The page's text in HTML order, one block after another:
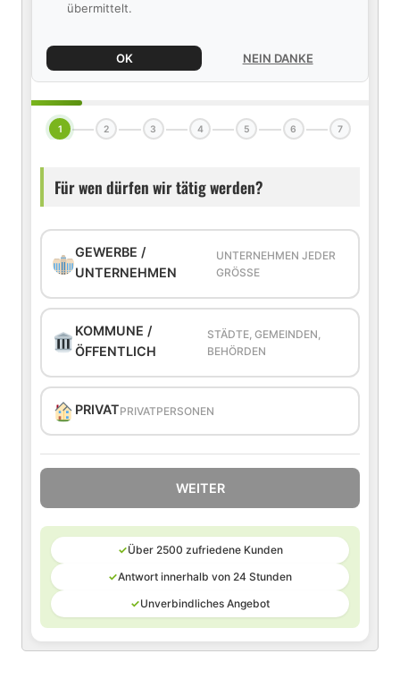
übermittelt.
OK NEIN DANKE
1 2 3 4 5 6 7
Für wen dürfen wir tätig werden?
GEWERBE /
UNTERNEHMEN
UNTERNEHMEN JEDER
GRÖSSE
KOMMUNE /
ÖFFENTLICH
STÄDTE, GEMEINDEN,
BEHÖRDEN
PRIVATPRIVATPERSONEN
WEITER
✓Über 2500 zufriedene Kunden
✓Antwort innerhalb von 24 Stunden
✓Unverbindliches Angebot